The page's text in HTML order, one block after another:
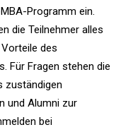
Programm ein.
die Teilnehmer alles
des
Für Fragen stehen die
zuständigen
und Alumni zur
bei